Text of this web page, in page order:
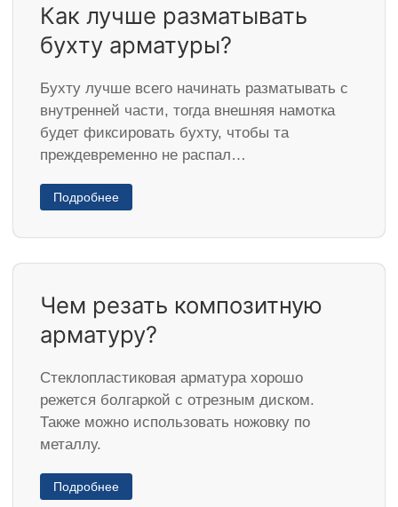
Как лучше разматывать
бухту арматуры?
Бухту лучше всего начинать разматывать с
внутренней части, тогда внешняя намотка
будет фиксировать бухту, чтобы та
преждевременно не распал…
Подробнее
Чем резать композитную
арматуру?
Стеклопластиковая арматура хорошо
режется болгаркой с отрезным диском.
Также можно использовать ножовку по
металлу.
Подробнее